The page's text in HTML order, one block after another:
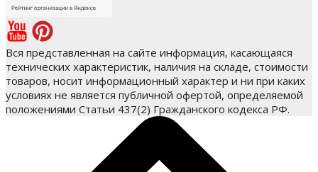
Вся представленная на сайте информация, касающаяся
технических характеристик, наличия на складе, стоимости
товаров, носит информационный характер и ни при каких
условиях не является публичной офертой, определяемой
положениями Статьи 437(2) Гражданского кодекса РФ.